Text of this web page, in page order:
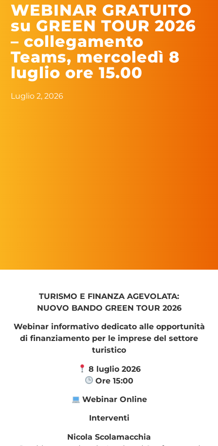
WEBINAR GRATUITO
su GREEN TOUR 2026
– collegamento
Teams, mercoledì 8
luglio ore 15.00
Luglio 2, 2026
TURISMO E FINANZA AGEVOLATA:
NUOVO BANDO GREEN TOUR 2026
Webinar informativo dedicato alle opportunità
di finanziamento per le imprese del settore
turistico
8 luglio 2026
Ore 15:00
Webinar Online
Interventi
Nicola Scolamacchia